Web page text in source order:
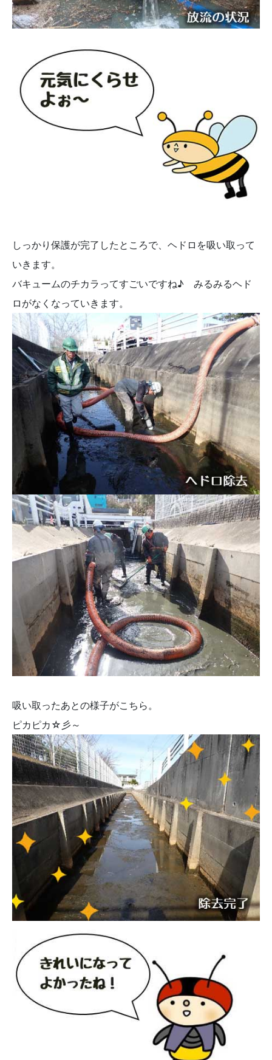
しっかり保護が完了したところで、ヘドロを吸い取って
いきます。
バキュームのチカラってすごいですね♪ みるみるヘド
ロがなくなっていきます。
吸い取ったあとの様子がこちら。
ピカピカ☆彡～